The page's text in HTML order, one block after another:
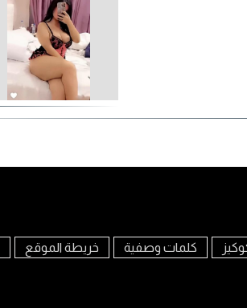
كلمات وصفية خريطة الموقع